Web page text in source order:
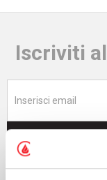
Iscriviti